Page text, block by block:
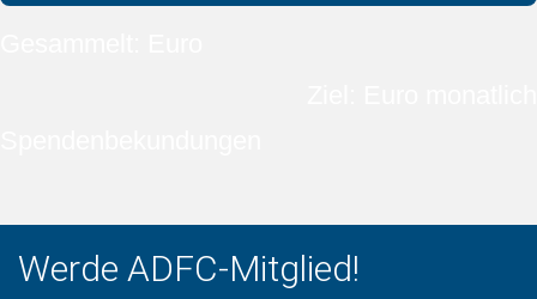
Werde ADFC-Mitglied!